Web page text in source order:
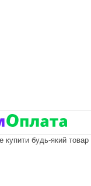
купити будь-який